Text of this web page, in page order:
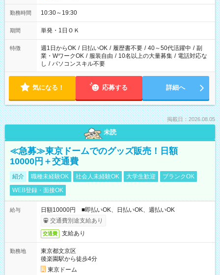
勤務時間 10:30～19:30
期間 単発・1日ＯＫ
特徴 週1日からOK / 日払いOK / 履歴書不要 / 40～50代活躍中 / 副
業・WワークOK / 服装自由 / 10名以上の大量募集 / 電話対応な
し / パソコンスキル不要
気になる！ 応募する 詳細へ
掲載日：2026.08.05
未読
≪急募≫東京ドームでのグッズ販売！日額
10000円＋交通費
紹介 職種未経験OK 社会人未経験OK 大学生歓迎
ブランクOK
WEB登録・面接OK
給与
日額10000円 ■即払いOK、日払いOK、週払いOK
交通費別途支給あり
交通費 支給あり
勤務地
東京都文京区
後楽園駅から徒歩4分
東京ドーム